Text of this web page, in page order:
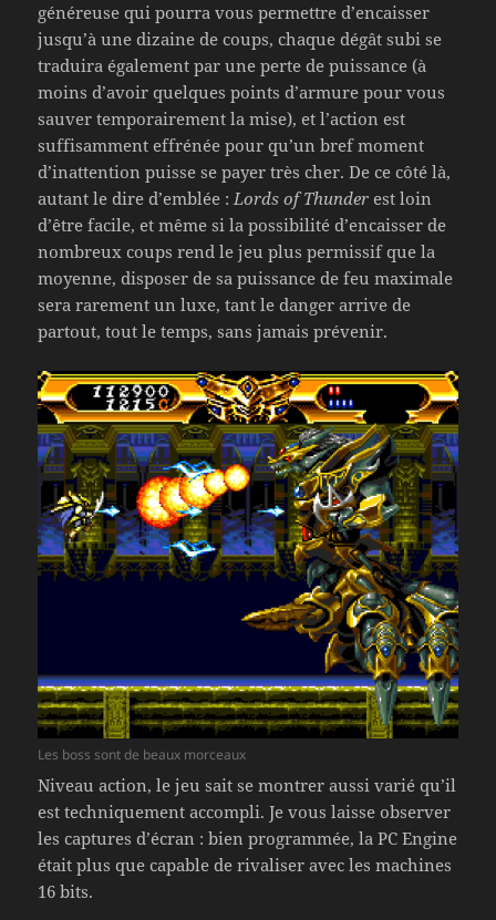
généreuse qui pourra vous permettre d’encaisser
jusqu’à une dizaine de coups, chaque dégât subi se
traduira également par une perte de puissance (à
moins d’avoir quelques points d’armure pour vous
sauver temporairement la mise), et l’action est
suffisamment effrénée pour qu’un bref moment
d’inattention puisse se payer très cher. De ce côté là,
autant le dire d’emblée :Lords of Thunder est loin
d’être facile, et même si la possibilité d’encaisser de
nombreux coups rend le jeu plus permissif que la
moyenne, disposer de sa puissance de feu maximale
sera rarement un luxe, tant le danger arrive de
partout, tout le temps, sans jamais prévenir.
Les boss sont de beaux morceaux
Niveau action, le jeu sait se montrer aussi varié qu’il
est techniquement accompli. Je vous laisse observer
les captures d’écran : bien programmée, la PC Engine
était plus que capable de rivaliser avec les machines
16 bits.